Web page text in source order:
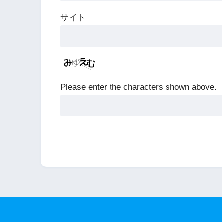
サイト
Please enter the characters shown above.